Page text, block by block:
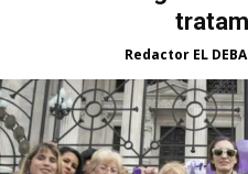
Redactor EL